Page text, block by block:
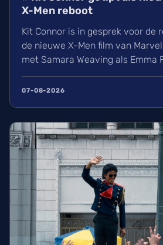
X-Men reboot
Kit Connor is in gesprek voor de
de nieuwe X-Men film van
met Samara Weaving als Emma
Sink als Jean Grey krijgt het
mutantenteam stilaan vorm. Wij
Doomsday.
07-08-2026